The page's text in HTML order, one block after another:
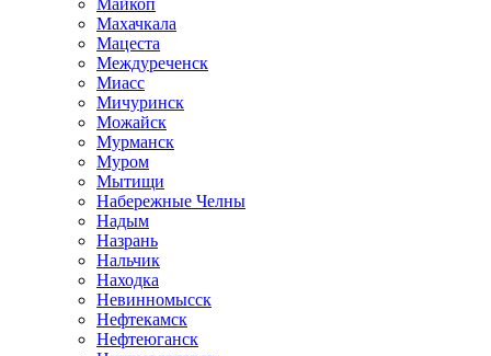
Майкоп
Махачкала
Мацеста
Междуреченск
Миасс
Мичуринск
Можайск
Мурманск
Муром
Мытищи
Набережные Челны
Надым
Назрань
Нальчик
Находка
Невинномысск
Нефтекамск
Нефтеюганск